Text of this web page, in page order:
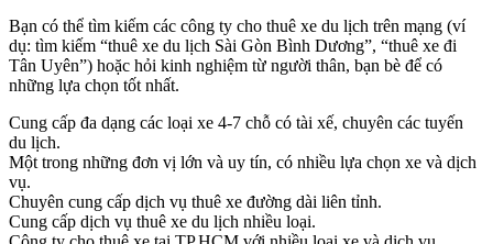
Bạn có thể tìm kiếm các công ty cho thuê xe du lịch trên mạng (ví
dụ: tìm kiếm “thuê xe du lịch Sài Gòn Bình Dương”, “thuê xe đi
Tân Uyên”) hoặc hỏi kinh nghiệm từ người thân, bạn bè để có
những lựa chọn tốt nhất.
Cung cấp đa dạng các loại xe 4-7 chỗ có tài xế, chuyên các tuyến
du lịch.
Một trong những đơn vị lớn và uy tín, có nhiều lựa chọn xe và dịch
vụ.
Chuyên cung cấp dịch vụ thuê xe đường dài liên tỉnh.
Cung cấp dịch vụ thuê xe du lịch nhiều loại.